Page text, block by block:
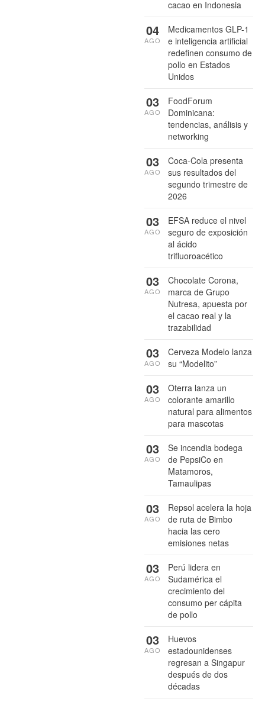
cacao en Indonesia
Medicamentos GLP-1
e inteligencia artificial
redefinen consumo de
pollo en Estados
Unidos
04
AGO
FoodForum
Dominicana:
tendencias, análisis y
networking
03
AGO
Coca-Cola presenta
sus resultados del
segundo trimestre de
2026
03
AGO
EFSA reduce el nivel
seguro de exposición
al ácido
trifluoroacético
03
AGO
Chocolate Corona,
marca de Grupo
Nutresa, apuesta por
el cacao real y la
trazabilidad
03
AGO
Cerveza Modelo lanza
su “Modelito”
03
AGO
Oterra lanza un
colorante amarillo
natural para alimentos
para mascotas
03
AGO
Se incendia bodega
de PepsiCo en
Matamoros,
Tamaulipas
03
AGO
Repsol acelera la hoja
de ruta de Bimbo
hacia las cero
emisiones netas
03
AGO
Perú lidera en
Sudamérica el
crecimiento del
consumo per cápita
de pollo
03
AGO
Huevos
estadounidenses
regresan a Singapur
después de dos
décadas
03
AGO